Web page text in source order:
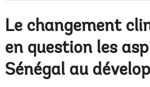
Le changement
en question les
Sénégal au